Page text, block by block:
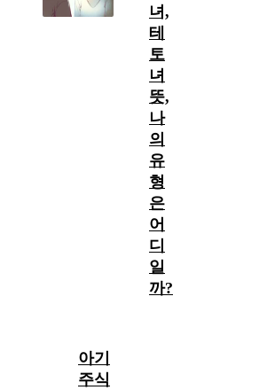
녀,
테
토
녀
뜻,
나
의
유
형
은
어
디
일
까?
아기
주식